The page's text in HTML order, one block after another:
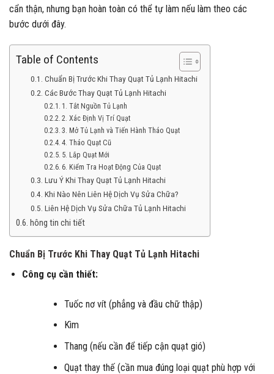
cẩn thận, nhưng bạn hoàn toàn có thể tự làm nếu làm theo các
bước dưới đây.
Table of Contents
Chuẩn Bị Trước Khi Thay Quạt Tủ Lạnh Hitachi
Các Bước Thay Quạt Tủ Lạnh Hitachi
1. Tắt Nguồn Tủ Lạnh
2. Xác Định Vị Trí Quạt
3. Mở Tủ Lạnh và Tiến Hành Tháo Quạt
4. Tháo Quạt Cũ
5. Lắp Quạt Mới
6. Kiểm Tra Hoạt Động Của Quạt
Lưu Ý Khi Thay Quạt Tủ Lạnh Hitachi
Khi Nào Nên Liên Hệ Dịch Vụ Sửa Chữa?
Liên Hệ Dịch Vụ Sửa Chữa Tủ Lạnh Hitachi
hông tin chi tiết
Chuẩn Bị Trước Khi Thay Quạt Tủ Lạnh Hitachi
Công cụ cần thiết:
Tuốc nơ vít (phẳng và đầu chữ thập)
Kìm
Thang (nếu cần để tiếp cận quạt gió)
Quạt thay thế (cần mua đúng loại quạt phù hợp với